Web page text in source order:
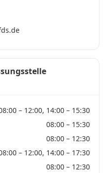
– 12:00, 14:00 – 15:30
08:00 – 15:30
08:00 – 12:30
– 12:00, 14:00 – 17:30
08:00 – 12:30